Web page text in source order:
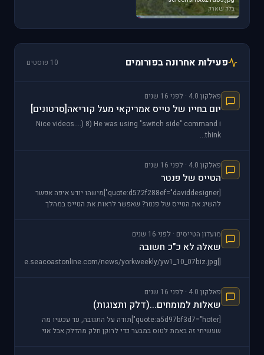
בלק שארק
פעילות אחרונה בפורומים 10 פוסטים
פאלקון 4.0 · לפני 16 שנים
יום בחייו של טייס אמריקאי מעל קוריאה[סרטונים]
Nice videos....) 8) He was using "switch side" command i
think...
פאלקון 4.0 · לפני 16 שנים
הטייס של פנטר
[quote:d572f288ef="daviddesigner"]מישהו יודע איפה אפשר
להשיג את הטייס של פנטר? שאפשר לראות את הטייס במהלך
מועדון הטייסים · לפני 16 שנים
שאלה לא כ"כ חשובה
פאלקון 4.0 · לפני 16 שנים
שאלות למומחים...(דלק ותצוגות)
[quote:a5d97bf3d7="hoter"]תודה על התגובה, עד עכשיו מה
שעשיתי זה באמת לטוס במבער כדי לרוקן חלק מהדלק אבל אני